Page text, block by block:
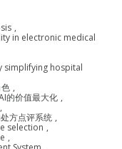
,
in electronic medical
simplifying hospital
,
的价值最大化 ,
,
方点评系统 ,
selection ,
,